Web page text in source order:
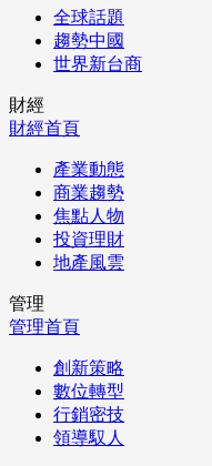
全球話題
趨勢中國
世界新台商
財經
財經首頁
產業動態
商業趨勢
焦點人物
投資理財
地產風雲
管理
管理首頁
創新策略
數位轉型
行銷密技
領導馭人